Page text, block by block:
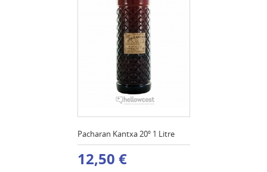
Pacharan Kantxa 20º 1 Litre
12,50 €